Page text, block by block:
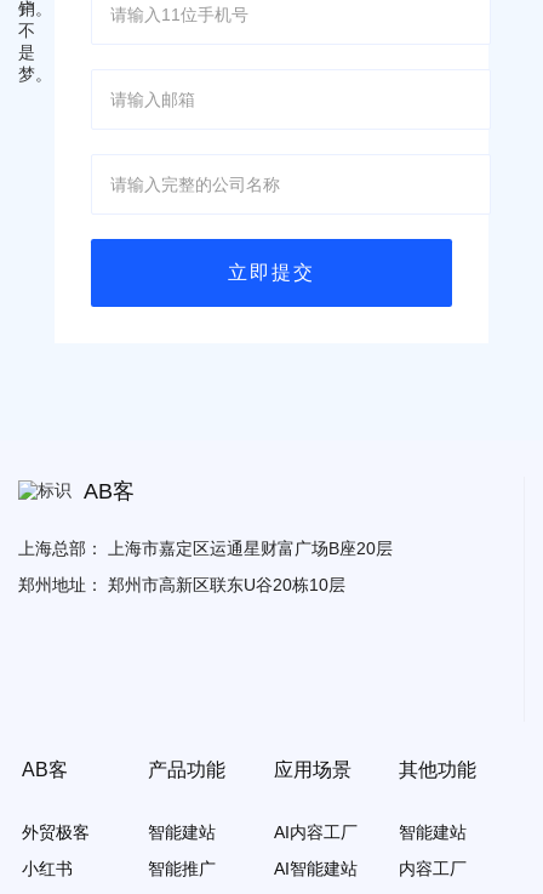
AB客
上海总部：
上海市嘉定区运通星财富广场B座20层
郑州地址：
郑州市高新区联东U谷20栋10层
AB客
外贸极客
小红书
产品功能
智能建站
智能推广
应用场景
AI内容工厂
AI智能建站
其他功能
智能建站
内容工厂